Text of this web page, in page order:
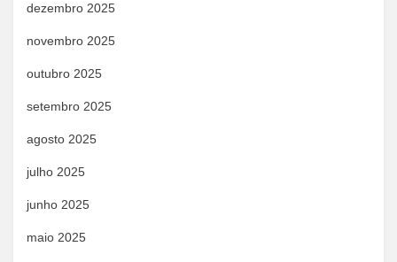
dezembro 2025
novembro 2025
outubro 2025
setembro 2025
agosto 2025
julho 2025
junho 2025
maio 2025